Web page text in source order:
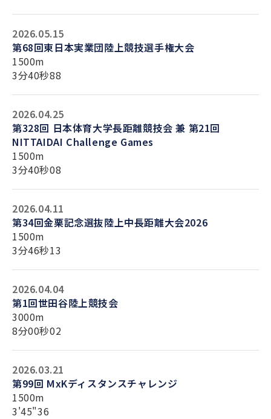
2026.05.15
第68回東日本実業団陸上競技選手権大会
1500m
3分40秒88
2026.04.25
第328回 日本体育大学長距離競技会 兼 第21回
NITTAIDAI Challenge Games
1500m
3分40秒08
2026.04.11
第34回金栗記念選抜陸上中長距離大会2026
1500m
3分46秒13
2026.04.04
第1回世田谷陸上競技会
3000m
8分00秒02
2026.03.21
第99回 MxKディスタンスチャレンジ
1500m
3'45"36